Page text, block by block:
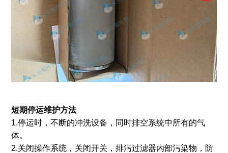
短期停运维护方法
1.停运时，不断的冲洗设备，同时排空系统中所有的气
体。
2.关闭操作系统，关闭开关，排污过滤器内部污染物，防